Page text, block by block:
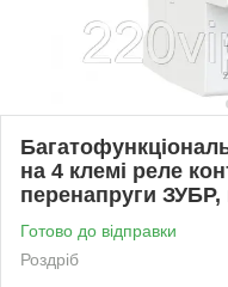
на 4 клемі реле
перенапруги ЗУБР,
Готово до відправки
Роздріб